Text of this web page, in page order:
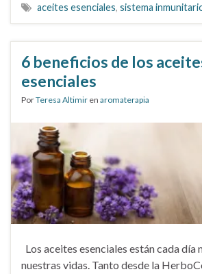
aceites esenciales, sistema
6 beneficios de los
esenciales
PorTeresa Altimir en aromaterapia
Los aceites esenciales están cada día
nuestras vidas. Tanto desde la